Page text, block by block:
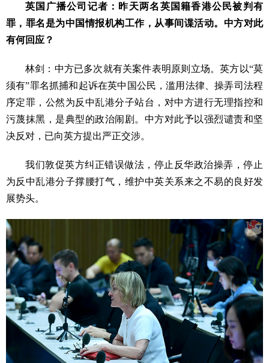
英国广播公司记者：昨天两名英国籍香港公民被判有
罪，罪名是为中国情报机构工作，从事间谍活动。中方对此
有何回应？
林剑：中方已多次就有关案件表明原则立场。英方以“莫
须有”罪名抓捕和起诉在英中国公民，滥用法律、操弄司法程
序定罪，公然为反中乱港分子站台，对中方进行无理指控和
污蔑抹黑，是典型的政治闹剧。中方对此予以强烈谴责和坚
决反对，已向英方提出严正交涉。
我们敦促英方纠正错误做法，停止反华政治操弄，停止
为反中乱港分子撑腰打气，维护中英关系来之不易的良好发
展势头。